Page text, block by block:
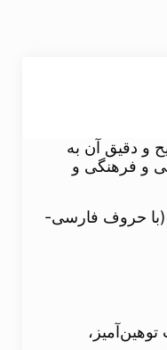
و دقیق آن به
و فرهنگی و
ترکمنی (با حروف فارسی-